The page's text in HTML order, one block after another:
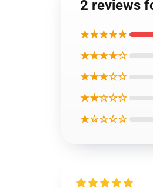
2 reviews
★★★★★
★★★★☆
★★★☆☆
★★☆☆☆
★☆☆☆☆